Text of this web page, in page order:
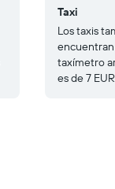
Taxi
Los taxis
taxímetro
es de 7